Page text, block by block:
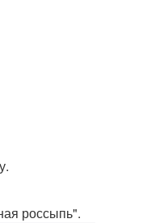
россыпь".